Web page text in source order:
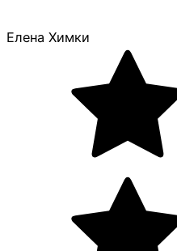
Елена Химки